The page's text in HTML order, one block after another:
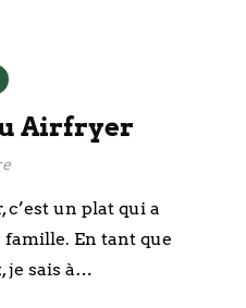
Airfryer
un plat qui a
En tant que
je sais à…